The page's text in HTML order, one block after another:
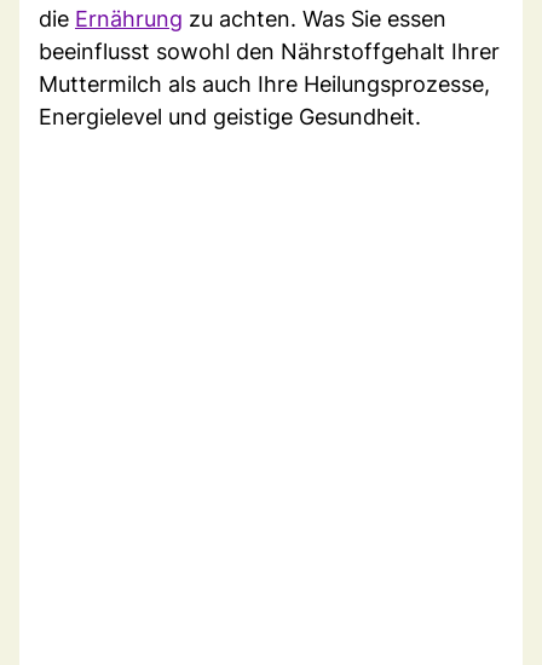
die Ernährung zu achten. Was Sie essen
beeinflusst sowohl den Nährstoffgehalt Ihrer
Muttermilch als auch Ihre Heilungsprozesse,
Energielevel und geistige Gesundheit.